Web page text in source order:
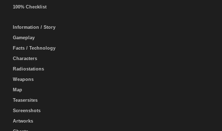
100% Checklist
Information / Story
Gameplay
Facts / Technology
Characters
Radiostations
Weapons
Map
Teasersites
Screenshots
Artworks